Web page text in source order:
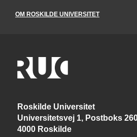
OM ROSKILDE UNIVERSITET
Roskilde Universitet
Universitetsvej 1, Postboks
4000 Roskilde